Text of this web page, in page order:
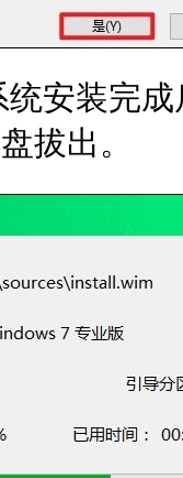
统安装完
盘拔出。